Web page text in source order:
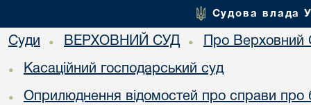
Судова влада
Суди • ВЕРХОВНИЙ СУД • Про Верховний
• Касаційний господарський суд
• Оприлюднення відомостей про справи про